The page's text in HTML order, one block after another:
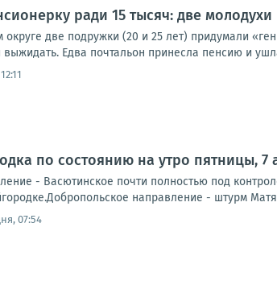
ради 15 тысяч: две
округе две подружки (20 и 25 лет) придумали
выжидать. Едва почтальон принесла пенсию и
по состоянию на утро пятницы, 7
- Васютинское почти полностью под
направление - штурм
07:54